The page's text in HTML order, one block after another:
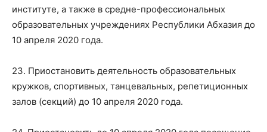
институте, а также в средне-профессиональных
образовательных учреждениях Республики Абхазия до
10 апреля 2020 года.
23. Приостановить деятельность образовательных
кружков, спортивных, танцевальных, репетиционных
залов (секций) до 10 апреля 2020 года.